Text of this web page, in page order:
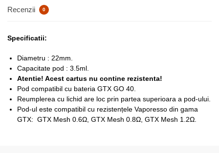
Recenzii 0
Specificatii:
Diametru : 22mm.
Capacitate pod : 3.5ml.
Atentie! Acest cartus nu contine rezistenta!
Pod compatibil cu bateria GTX GO 40.
Reumplerea cu lichid are loc prin partea superioara a pod-ului.
Pod-ul este compatibil cu rezistențele Vaporesso din gama
GTX: GTX Mesh 0.6Ω, GTX Mesh 0.8Ω, GTX Mesh 1.2Ω.